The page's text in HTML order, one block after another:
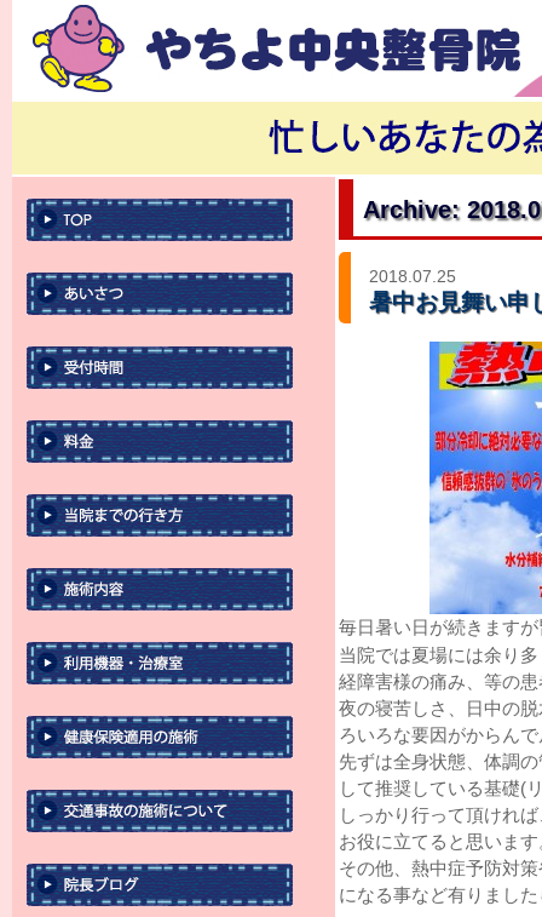
Archive:
2018.07.25
暑中お見舞い申
毎日暑い日が続きます
当院では夏場には余り
経障害様の痛み、等の
夜の寝苦しさ、日中の
ろいろな要因がからん
先ずは全身状態、体調
して推奨している基礎(
しっかり行って頂けれ
お役に立てると思います
その他、熱中症予防対
になる事など有りまし